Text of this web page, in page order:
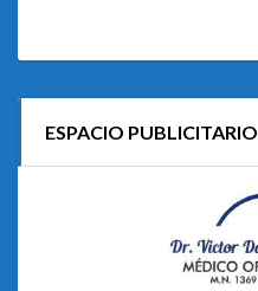
ESPACIO PUBLICITARIO